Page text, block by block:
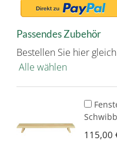
Passendes Zubehör
Bestellen Sie hier
Alle wählen
115,00